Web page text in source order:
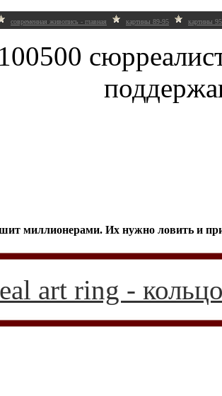
современная живопись - главная картины 89-95 картины
миллионерами. Их нужно ловить и
art ring -